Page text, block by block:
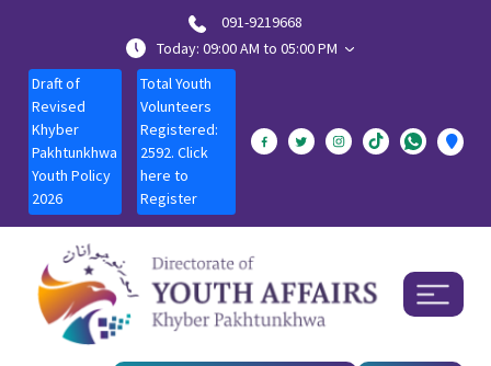
091-9219668
Today: 09:00 AM to 05:00 PM
Draft of
Revised
Khyber
Pakhtunkhwa
Youth Policy
2026
Total Youth
Volunteers
Registered:
2592. Click
here to
Register